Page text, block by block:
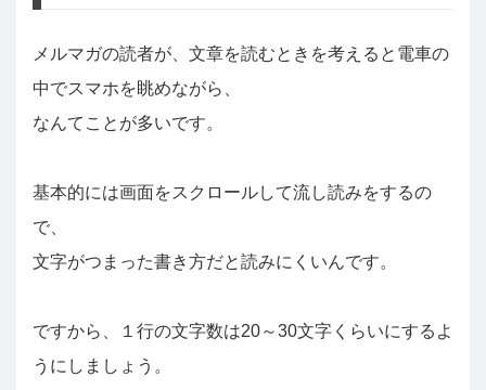
メルマガの読者が、文章を読むときを考えると電車の
中でスマホを眺めながら、
なんてことが多いです。
基本的には画面をスクロールして流し読みをするの
で、
文字がつまった書き方だと読みにくいんです。
ですから、１行の文字数は20～30文字くらいにするよ
うにしましょう。